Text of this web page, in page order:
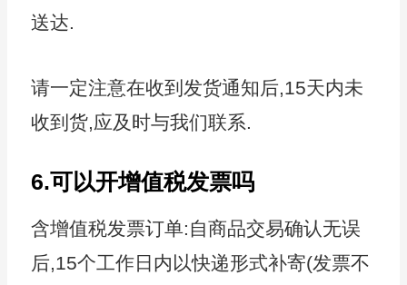
送达.
请一定注意在收到发货通知后,15天内未
收到货,应及时与我们联系.
6.可以开增值税发票吗
含增值税发票订单:自商品交易确认无误
后,15个工作日内以快递形式补寄(发票不